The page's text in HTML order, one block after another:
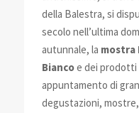
della Balestra, si
secolo nell’ultima
autunnale, la mostra
Biancoe dei prodotti
appuntamento di
degustazioni,